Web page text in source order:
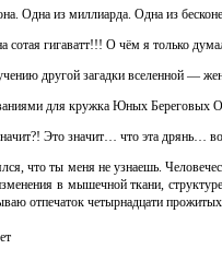
Одна из миллиарда. Одна из
сотая гигаватт!!! О чём я только
другой загадки вселенной —
для кружка Юных Береговых
Это значит… что эта дрянь…
что ты меня не узнаешь.
в мышечной ткани,
отпечаток четырнадцати